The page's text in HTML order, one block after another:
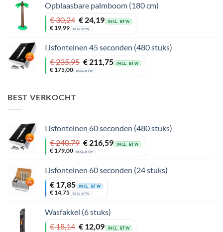
€ 24,19.
€ 18,14.
Opblaasbare palmboom (180 cm)
€30,24
Oorspronkelijke
prijs
was:
€ 30,24.
€24,19
Huidige
prijs
is:
€ 24,19.
INCL. BTW
€ 19,99 EXCL. BTW
IJsfonteinen 45 seconden (480 stuks)
€235,95
Oorspronkelijke
prijs
was:
€211,75
Huidige
prijs
is:
INCL. BTW
€ 175,00 EXCL. BTW
BEST VERKOCHT
IJsfonteinen 60 seconden (480 stuks)
€240,79
Oorspronkelijke
prijs
was:
€ 240,79.
€216,59
Huidige
prijs
is:
€ 216,59.
INCL. BTW
€ 179,00 EXCL. BTW
IJsfonteinen 60 seconden (24 stuks)
€ 17,85 INCL. BTW
€ 14,75 EXCL. BTW
Wasfakkel (6 stuks)
€18,14
Oorspronkelijke
€12,09
Huidige
INCL. BTW